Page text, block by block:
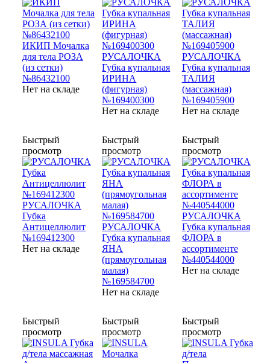
ИКИП Мочалка
для тела РОЗА
(из сетки)
№86432100
Нет на складе
РУСАЛОЧКА
Губка купальная
ИРИНА
(фигурная)
№169400300
Нет на складе
РУСАЛОЧКА
Губка купальная
ТАЛИЯ
(массажная)
№169405900
Нет на складе
Быстрый
просмотр
РУСАЛОЧКА
Губка
Антицеллюлит
№169412300
Нет на складе
Быстрый
просмотр
РУСАЛОЧКА
Губка купальная
ЯНА
(прямоугольная
малая)
№169584700
Нет на складе
Быстрый
просмотр
РУСАЛОЧКА
Губка купальная
ФЛОРА в
ассортименте
№440544000
Нет на складе
Быстрый
просмотр
Быстрый
просмотр
Быстрый
просмотр